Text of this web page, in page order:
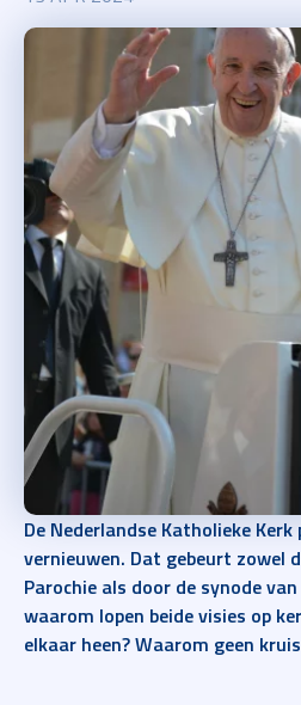
De Nederlandse Katholieke
vernieuwen. Dat gebeurt zowel
Parochie als door de synode
waarom lopen beide visies op
elkaar heen? Waarom geen